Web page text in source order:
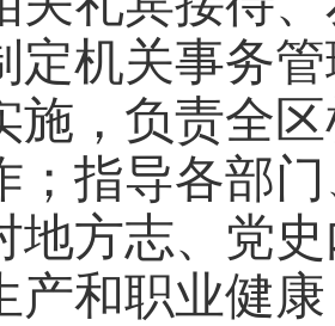
定机关事务
施，负责全
；指导各部
地方志、党
产和职业健